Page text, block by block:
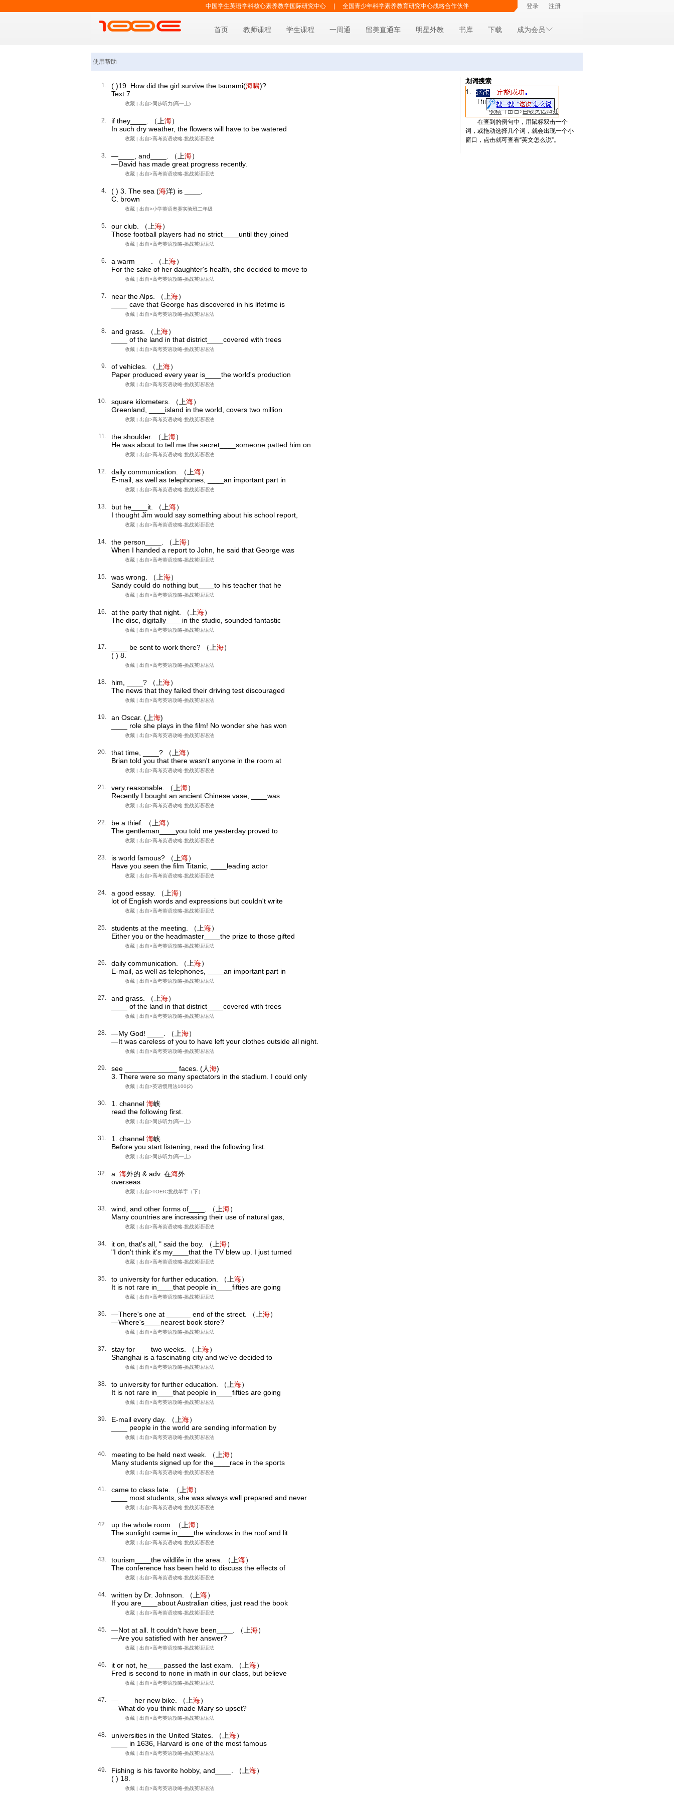
中国学生英语学科核心素养教学国际研究中心 全国青少年科学素养教育研究中心战略合作伙伴 登录 注册
首页 教师课程 学生课程 一周通 留美直通车 明星外教 书库 下载 成为会员
使用帮助
划词搜索
在查到的例句中，用鼠标双击一个
词，或拖动选择几个词，就会出现一个小
窗口，点击就可查看“英文怎么说”。
1. ( )19. How did the girl survive the tsunami(海啸)?
Text 7
收藏 | 出自>同步听力(高一上)
2. if they____. （上海）
In such dry weather, the flowers will have to be watered
收藏 | 出自>高考英语攻略-挑战英语语法
3. —____, and____. （上海）
—David has made great progress recently.
收藏 | 出自>高考英语攻略-挑战英语语法
4. ( ) 3. The sea (海洋) is ____.
C. brown
收藏 | 出自>小学英语奥赛实验班二年级
5. our club. （上海）
Those football players had no strict____until they joined
收藏 | 出自>高考英语攻略-挑战英语语法
6. a warm____. （上海）
For the sake of her daughter's health, she decided to move to
收藏 | 出自>高考英语攻略-挑战英语语法
7. near the Alps. （上海）
____ cave that George has discovered in his lifetime is
收藏 | 出自>高考英语攻略-挑战英语语法
8. and grass. （上海）
____ of the land in that district____covered with trees
收藏 | 出自>高考英语攻略-挑战英语语法
9. of vehicles. （上海）
Paper produced every year is____the world's production
收藏 | 出自>高考英语攻略-挑战英语语法
10. square kilometers. （上海）
Greenland, ____island in the world, covers two million
收藏 | 出自>高考英语攻略-挑战英语语法
11. the shoulder. （上海）
He was about to tell me the secret____someone patted him on
收藏 | 出自>高考英语攻略-挑战英语语法
12. daily communication. （上海）
E-mail, as well as telephones, ____an important part in
收藏 | 出自>高考英语攻略-挑战英语语法
13. but he____it. （上海）
I thought Jim would say something about his school report,
收藏 | 出自>高考英语攻略-挑战英语语法
14. the person____. （上海）
When I handed a report to John, he said that George was
收藏 | 出自>高考英语攻略-挑战英语语法
15. was wrong. （上海）
Sandy could do nothing but____to his teacher that he
收藏 | 出自>高考英语攻略-挑战英语语法
16. at the party that night. （上海）
The disc, digitally____in the studio, sounded fantastic
收藏 | 出自>高考英语攻略-挑战英语语法
17. ____ be sent to work there? （上海）
( ) 8.
收藏 | 出自>高考英语攻略-挑战英语语法
18. him, ____? （上海）
The news that they failed their driving test discouraged
收藏 | 出自>高考英语攻略-挑战英语语法
19. an Oscar. (上海)
____ role she plays in the film! No wonder she has won
收藏 | 出自>高考英语攻略-挑战英语语法
20. that time, ____? （上海）
Brian told you that there wasn't anyone in the room at
收藏 | 出自>高考英语攻略-挑战英语语法
21. very reasonable. （上海）
Recently I bought an ancient Chinese vase, ____was
收藏 | 出自>高考英语攻略-挑战英语语法
22. be a thief. （上海）
The gentleman____you told me yesterday proved to
收藏 | 出自>高考英语攻略-挑战英语语法
23. is world famous? （上海）
Have you seen the film Titanic, ____leading actor
收藏 | 出自>高考英语攻略-挑战英语语法
24. a good essay. （上海）
lot of English words and expressions but couldn't write
收藏 | 出自>高考英语攻略-挑战英语语法
25. students at the meeting. （上海）
Either you or the headmaster____the prize to those gifted
收藏 | 出自>高考英语攻略-挑战英语语法
26. daily communication. （上海）
E-mail, as well as telephones, ____an important part in
收藏 | 出自>高考英语攻略-挑战英语语法
27. and grass. （上海）
____ of the land in that district____covered with trees
收藏 | 出自>高考英语攻略-挑战英语语法
28. —My God! ____. （上海）
—It was careless of you to have left your clothes outside all night.
收藏 | 出自>高考英语攻略-挑战英语语法
29. see _____________ faces. (人海)
3. There were so many spectators in the stadium. I could only
收藏 | 出自>英语惯用法100(2)
30. 1. channel 海峡
read the following first.
收藏 | 出自>同步听力(高一上)
31. 1. channel 海峡
Before you start listening, read the following first.
收藏 | 出自>同步听力(高一上)
32. a. 海外的 & adv. 在海外
overseas
收藏 | 出自>TOEIC挑战单字（下）
33. wind, and other forms of____. （上海）
Many countries are increasing their use of natural gas,
收藏 | 出自>高考英语攻略-挑战英语语法
34. it on, that's all, " said the boy. （上海）
"I don't think it's my____that the TV blew up. I just turned
收藏 | 出自>高考英语攻略-挑战英语语法
35. to university for further education. （上海）
It is not rare in____that people in____fifties are going
收藏 | 出自>高考英语攻略-挑战英语语法
36. —There's one at ______ end of the street. （上海）
—Where's____nearest book store?
收藏 | 出自>高考英语攻略-挑战英语语法
37. stay for____two weeks. （上海）
Shanghai is a fascinating city and we've decided to
收藏 | 出自>高考英语攻略-挑战英语语法
38. to university for further education. （上海）
It is not rare in____that people in____fifties are going
收藏 | 出自>高考英语攻略-挑战英语语法
39. E-mail every day. （上海）
____ people in the world are sending information by
收藏 | 出自>高考英语攻略-挑战英语语法
40. meeting to be held next week. （上海）
Many students signed up for the____race in the sports
收藏 | 出自>高考英语攻略-挑战英语语法
41. came to class late. （上海）
____ most students, she was always well prepared and never
收藏 | 出自>高考英语攻略-挑战英语语法
42. up the whole room. （上海）
The sunlight came in____the windows in the roof and lit
收藏 | 出自>高考英语攻略-挑战英语语法
43. tourism____the wildlife in the area. （上海）
The conference has been held to discuss the effects of
收藏 | 出自>高考英语攻略-挑战英语语法
44. written by Dr. Johnson. （上海）
If you are____about Australian cities, just read the book
收藏 | 出自>高考英语攻略-挑战英语语法
45. —Not at all. It couldn't have been____. （上海）
—Are you satisfied with her answer?
收藏 | 出自>高考英语攻略-挑战英语语法
46. it or not, he____passed the last exam. （上海）
Fred is second to none in math in our class, but believe
收藏 | 出自>高考英语攻略-挑战英语语法
47. —____her new bike. （上海）
—What do you think made Mary so upset?
收藏 | 出自>高考英语攻略-挑战英语语法
48. universities in the United States. （上海）
____ in 1636, Harvard is one of the most famous
收藏 | 出自>高考英语攻略-挑战英语语法
49. Fishing is his favorite hobby, and____. （上海）
( ) 18.
收藏 | 出自>高考英语攻略-挑战英语语法